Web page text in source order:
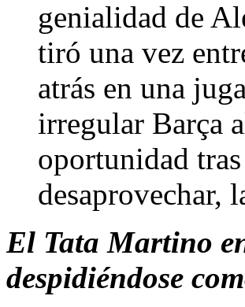
genialidad de
tiró una vez
atrás en una
irregular Barça
oportunidad
desaprovechar,
El Tata Martino
despidiéndose